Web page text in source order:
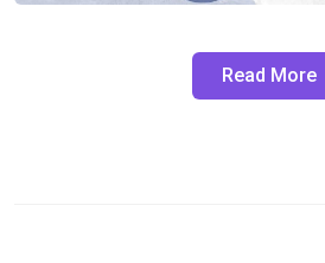
Read More